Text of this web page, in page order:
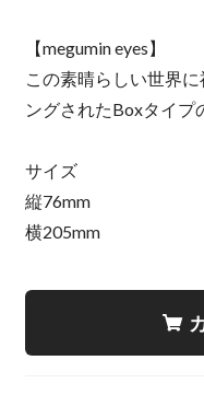
【megumin eyes】
この素晴らしい世界
ングされたBoxタイプ
サイズ
縦76mm
横205mm